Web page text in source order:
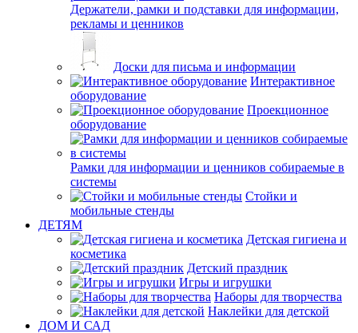
Держатели, рамки и подставки для информации,
рекламы и ценников
Доски для письма и информации
Интерактивное
оборудование
Проекционное
оборудование
Рамки для информации и ценников собираемые в
системы
Стойки и
мобильные стенды
ДЕТЯМ
Детская гигиена и
косметика
Детский праздник
Игры и игрушки
Наборы для творчества
Наклейки для детской
ДОМ И САД